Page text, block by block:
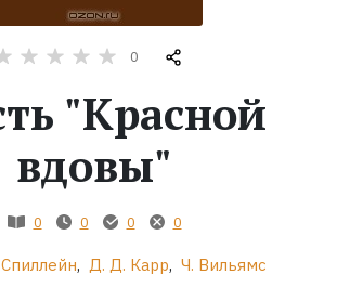
0
"Красной
вдовы"
0 0 0 0
, Д. Д. Карр, Ч. Вильямс